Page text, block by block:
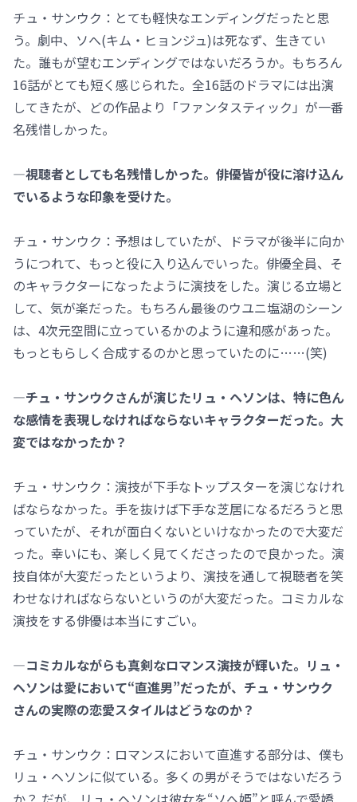
チュ・サンウク：とても軽快なエンディングだったと思
う。劇中、ソへ(キム・ヒョンジュ)は死なず、生きてい
た。誰もが望むエンディングではないだろうか。もちろん
16話がとても短く感じられた。全16話のドラマには出演
してきたが、どの作品より「ファンタスティック」が一番
名残惜しかった。
―視聴者としても名残惜しかった。俳優皆が役に溶け込ん
でいるような印象を受けた。
チュ・サンウク：予想はしていたが、ドラマが後半に向か
うにつれて、もっと役に入り込んでいった。俳優全員、そ
のキャラクターになったように演技をした。演じる立場と
して、気が楽だった。もちろん最後のウユニ塩湖のシーン
は、4次元空間に立っているかのように違和感があった。
もっともらしく合成するのかと思っていたのに……(笑)
―チュ・サンウクさんが演じたリュ・ヘソンは、特に色ん
な感情を表現しなければならないキャラクターだった。大
変ではなかったか？
チュ・サンウク：演技が下手なトップスターを演じなけれ
ばならなかった。手を抜けば下手な芝居になるだろうと思
っていたが、それが面白くないといけなかったので大変だ
った。幸いにも、楽しく見てくださったので良かった。演
技自体が大変だったというより、演技を通して視聴者を笑
わせなければならないというのが大変だった。コミカルな
演技をする俳優は本当にすごい。
―コミカルながらも真剣なロマンス演技が輝いた。リュ・
ヘソンは愛において“直進男”だったが、チュ・サンウク
さんの実際の恋愛スタイルはどうなのか？
チュ・サンウク：ロマンスにおいて直進する部分は、僕も
リュ・ヘソンに似ている。多くの男がそうではないだろう